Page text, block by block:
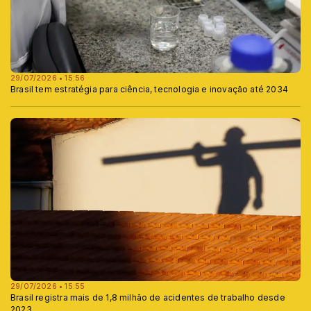
29/07/2026 • 15:56
Brasil tem estratégia para ciência, tecnologia e inovação até 2034
29/07/2026 • 15:55
Brasil registra mais de 1,8 milhão de acidentes de trabalho desde